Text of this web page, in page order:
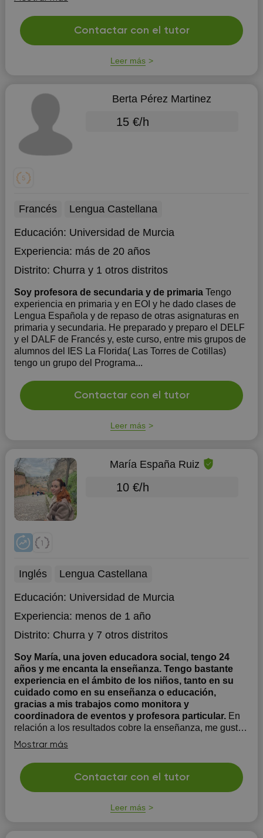
tanto de Lengua como de Literatura: comentario de
texto, sintaxis, morfología, corrección ortográfica y
gramatical... Ya he dado clases...
Contactar con el tutor
Leer más
Berta Pérez Martinez
15 €/h
Francés
Lengua Castellana
Educación: Universidad de Murcia
Experiencia: más de 20 años
Distrito: Churray 1 otros distritos
Soy profesora de secundaria y de primaria Tengo
experiencia en primaria y en EOI y he dado clases de
Lengua Española y de repaso de otras asignaturas en
primaria y secundaria. He preparado y preparo el DELF
y el DALF de Francés y, este curso, entre mis grupos de
alumnos del IES La Florida( Las Torres de Cotillas)
tengo un grupo del Programa...
Contactar con el tutor
Leer más
María España Ruiz
10 €/h
Inglés
Lengua Castellana
Educación: Universidad de Murcia
Experiencia: menos de 1 año
Distrito: Churray 7 otros distritos
Soy María, una joven educadora social, tengo 24
años y me encanta la enseñanza. Tengo bastante
experiencia en el ámbito de los niños, tanto en su
cuidado como en su enseñanza o educación,
gracias a mis trabajos como monitora y
coordinadora de eventos y profesora particular. En
relación a los resultados cobre la enseñanza, me gusta
enseñar a los niños a estudiar de manera clara y
sencilla de forma que lo que han ido estudiando en
clase no se les haga pesado y aburrido. Les enseño
hacer esquemas que les ayuden a estudiar a parte de
ponerle yo unas breves tareas a modo ap...
Mostrar más
Contactar con el tutor
Leer más